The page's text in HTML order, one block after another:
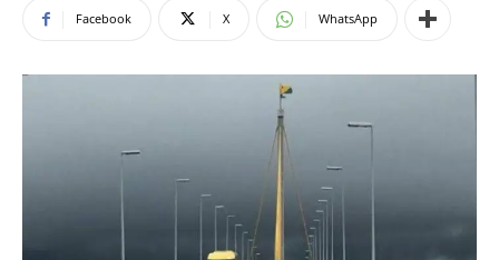
Facebook X WhatsApp